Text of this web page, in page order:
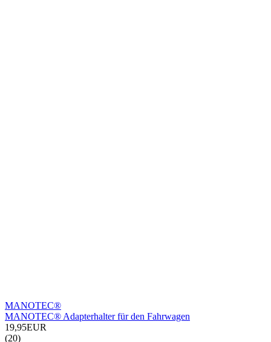
MANOTEC®
MANOTEC® Adapterhalter für den Fahrwagen
19,95EUR
(20)